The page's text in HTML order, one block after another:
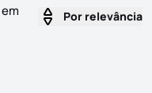
Por relevância